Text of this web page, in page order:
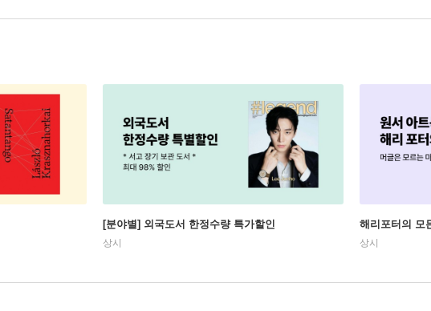
[분야별] 외국도서 한정수량 특가할인
상시
해리포터의 모
상시